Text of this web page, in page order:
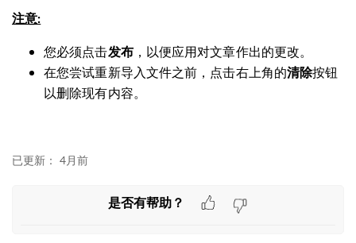
注意:
您必须点击发布，以便应用对文章作出的更改。
在您尝试重新导入文件之前，点击右上角的清除按钮
以删除现有内容。
已更新： 4月前
是否有帮助？